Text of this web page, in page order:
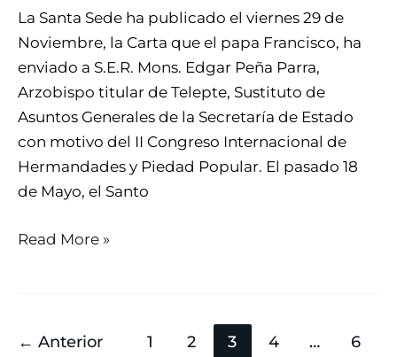
La Santa Sede ha publicado el viernes 29 de
Noviembre, la Carta que el papa Francisco, ha
enviado a S.E.R. Mons. Edgar Peña Parra,
Arzobispo titular de Telepte, Sustituto de
Asuntos Generales de la Secretaría de Estado
con motivo del II Congreso Internacional de
Hermandades y Piedad Popular. El pasado 18
de Mayo, el Santo
POPULAR
Read More »
← Anterior 1 2 3 4 …
6